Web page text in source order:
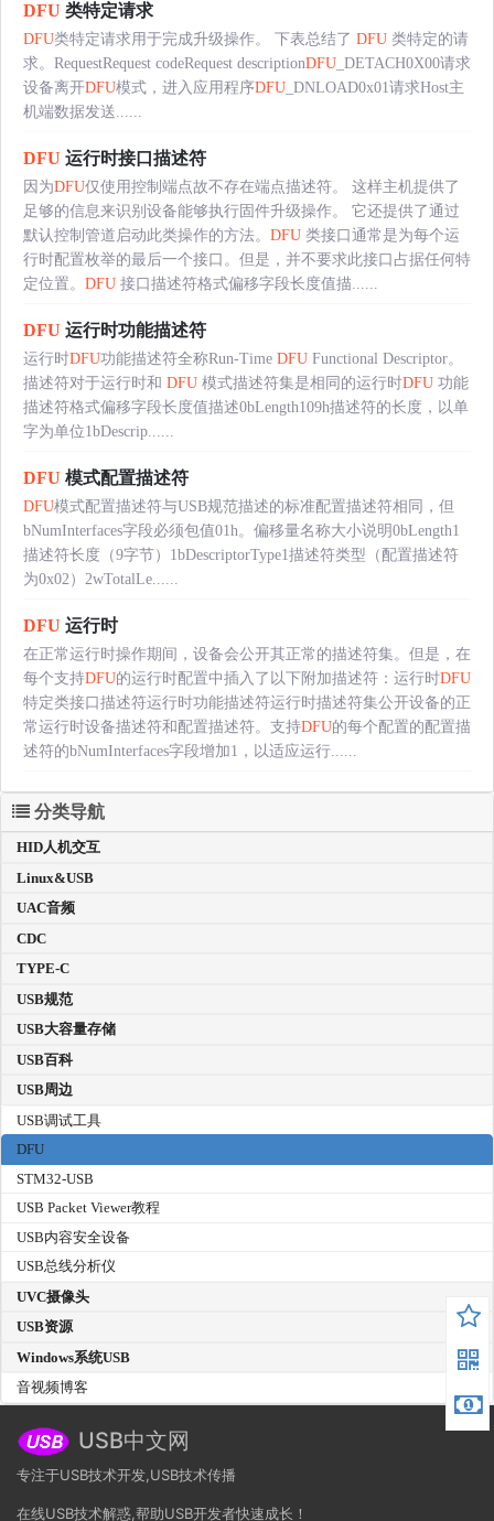
DFU 类特定请求
DFU类特定请求用于完成升级操作。 下表总结了 DFU 类特定的请
求。RequestRequest codeRequest descriptionDFU _DETACH0X00请求
设备离开DFU模式，进入应用程序DFU _DNLOAD0x01请求Host主
机端数据发送......
DFU 运行时接口描述符
因为DFU仅使用控制端点故不存在端点描述符。 这样主机提供了
足够的信息来识别设备能够执行固件升级操作。 它还提供了通过
默认控制管道启动此类操作的方法。 DFU 类接口通常是为每个运
行时配置枚举的最后一个接口。但是，并不要求此接口占据任何特
定位置。 DFU 接口描述符格式偏移字段长度值描......
DFU 运行时功能描述符
运行时DFU功能描述符全称Run-Time DFU Functional Descriptor。
描述符对于运行时和 DFU 模式描述符集是相同的运行时DFU 功能
描述符格式偏移字段长度值描述0bLength109h描述符的长度，以单
字为单位1bDescrip......
DFU 模式配置描述符
DFU模式配置描述符与USB规范描述的标准配置描述符相同，但
bNumInterfaces字段必须包值01h。偏移量名称大小说明0bLength1
描述符长度（9字节）1bDescriptorType1描述符类型（配置描述符
为0x02）2wTotalLe......
DFU 运行时
在正常运行时操作期间，设备会公开其正常的描述符集。但是，在
每个支持DFU的运行时配置中插入了以下附加描述符：运行时DFU
特定类接口描述符运行时功能描述符运行时描述符集公开设备的正
常运行时设备描述符和配置描述符。支持DFU的每个配置的配置描
述符的bNumInterfaces字段增加1，以适应运行......
分类导航
HID人机交互
Linux&USB
UAC音频
CDC
TYPE-C
USB规范
USB大容量存储
USB百科
USB周边
USB调试工具
DFU
STM32-USB
USB Packet Viewer教程
USB内容安全设备
USB总线分析仪
UVC摄像头
USB资源
Windows系统USB
音视频博客
USB中文网
专注于USB技术开发,USB技术传播
在线USB技术解惑,帮助USB开发者快速成长！